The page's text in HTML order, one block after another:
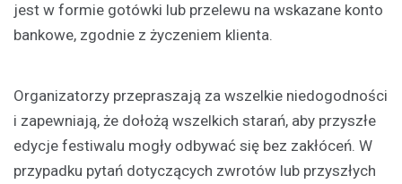
jest w formie gotówki lub przelewu na wskazane konto
bankowe, zgodnie z życzeniem klienta.
Organizatorzy przepraszają za wszelkie niedogodności
i zapewniają, że dołożą wszelkich starań, aby przyszłe
edycje festiwalu mogły odbywać się bez zakłóceń. W
przypadku pytań dotyczących zwrotów lub przyszłych